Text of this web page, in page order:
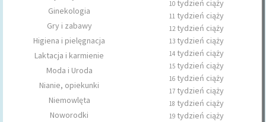
Ginekologia
Gry i zabawy
Higiena i pielęgnacja
Laktacja i karmienie
Moda i Uroda
Nianie, opiekunki
Niemowlęta
Noworodki
10 tydzień ciąży
11 tydzień ciąży
12tydzień ciąży
13 tydzień ciąży
14 tydzień ciąży
15 tydzień ciąży
16 tydzień ciąży
17 tydzień ciąży
18 tydzień ciąży
19 tydzień ciąży